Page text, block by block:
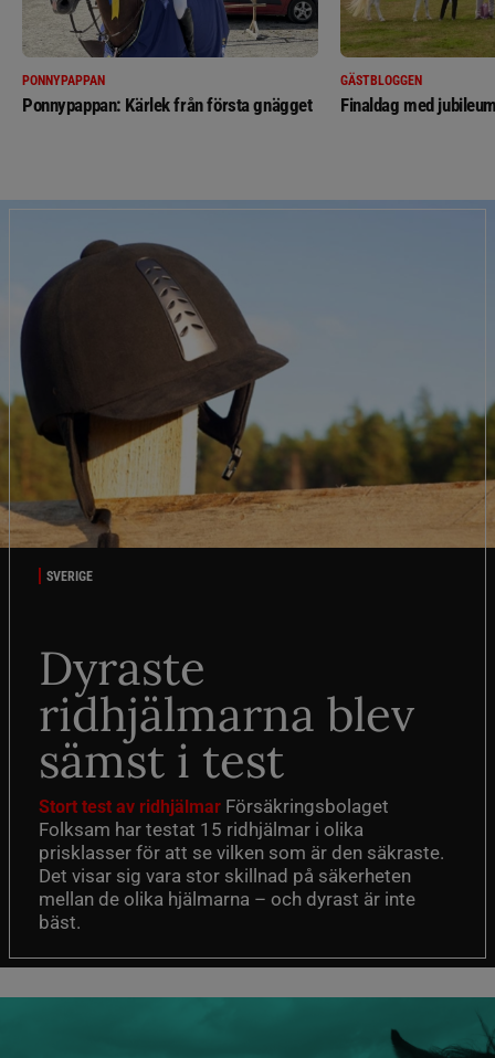
PONNYPAPPAN
Ponnypappan: Kärlek från första gnägget
GÄSTBLOGGEN
Finaldag med
SVERIGE
Dyraste
ridhjälmarna blev
sämst i test
Stort test av ridhjälmar Försäkringsbolaget
Folksam har testat 15 ridhjälmar i olika
prisklasser för att se vilken som är den säkraste.
Det visar sig vara stor skillnad på säkerheten
mellan de olika hjälmarna – och dyrast är inte
bäst.